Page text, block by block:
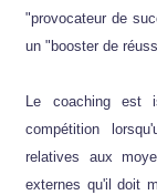
"provocateur de
un "booster de
Le coaching
compétition
relatives aux
externes qu'il doit